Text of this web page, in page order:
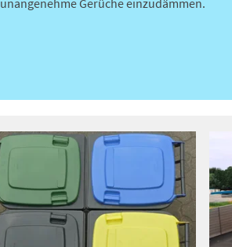
unangenehme Gerüche einzudämmen.